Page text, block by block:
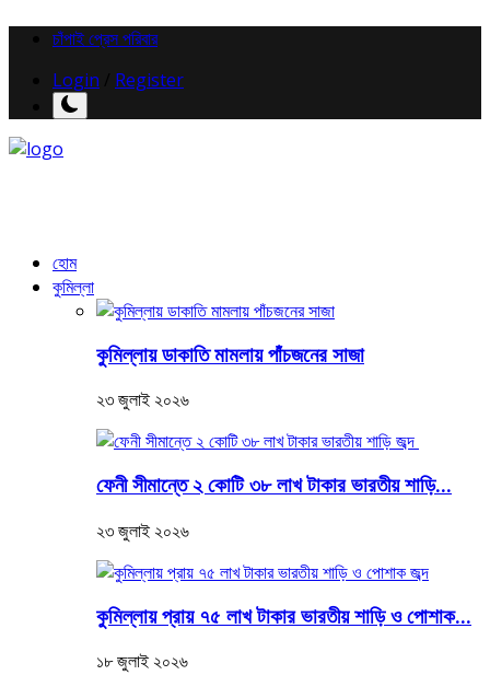
চাঁপাই প্রেস পরিবার
Login
Register
হোম
কুমিল্লা
কুমিল্লায় ডাকাতি মামলায় পাঁচজনের সাজা
২৩ জুলাই ২০২৬
ফেনী সীমান্তে ২ কোটি ৩৮ লাখ টাকার ভারতীয় শাড়ি...
২৩ জুলাই ২০২৬
কুমিল্লায় প্রায় ৭৫ লাখ টাকার ভারতীয় শাড়ি ও পোশাক...
১৮ জুলাই ২০২৬